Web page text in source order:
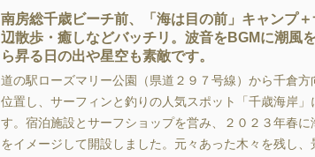
南房総千歳ビーチ前、「海は目の前」キャンプ
辺散歩・癒しなどバッチリ。波音をBGMに潮風
ら昇る日の出や星空も素敵です。
道の駅ローズマリー公園（県道２９７号線）から千倉
位置し、サーフィンと釣りの人気スポット「千歳海岸
す。宿泊施設とサーフショップを営み、２０２３年春
をイメージして開設しました。元々あった木々を残し